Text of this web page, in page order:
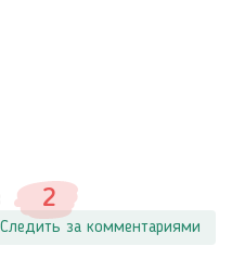
2
Следить за комментариями